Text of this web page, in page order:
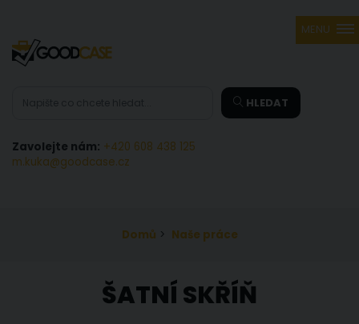
HLEDAT
Zavolejte nám: +420 608 438 125
m.kuka@goodcase.cz
MENU
Domů > Naše práce
ŠATNÍ SKŘÍŇ